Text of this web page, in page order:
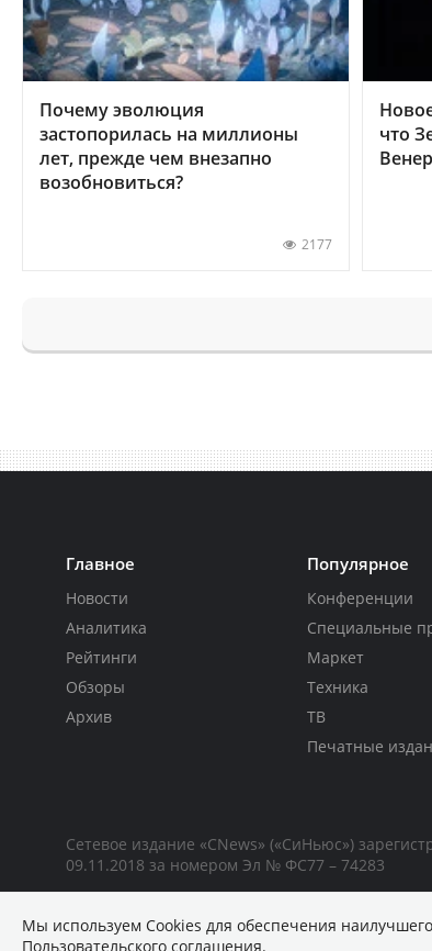
Почему эволюция
застопорилась на миллионы
лет, прежде чем внезапно
возобновиться?
2177
что
Главное
Новости
Аналитика
Рейтинги
Обзоры
Архив
Популярное
Конференции
Специальные
Маркет
Техника
ТВ
Печатные
Сетевое издание «CNews» («СиНьюс»)
09.11.2018 за номером Эл № ФС77 – 74283
Мы используем Сookies для обеспечения
Пользовательского соглашения.